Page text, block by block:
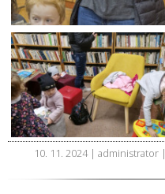
10. 11. 2024 | administrator |